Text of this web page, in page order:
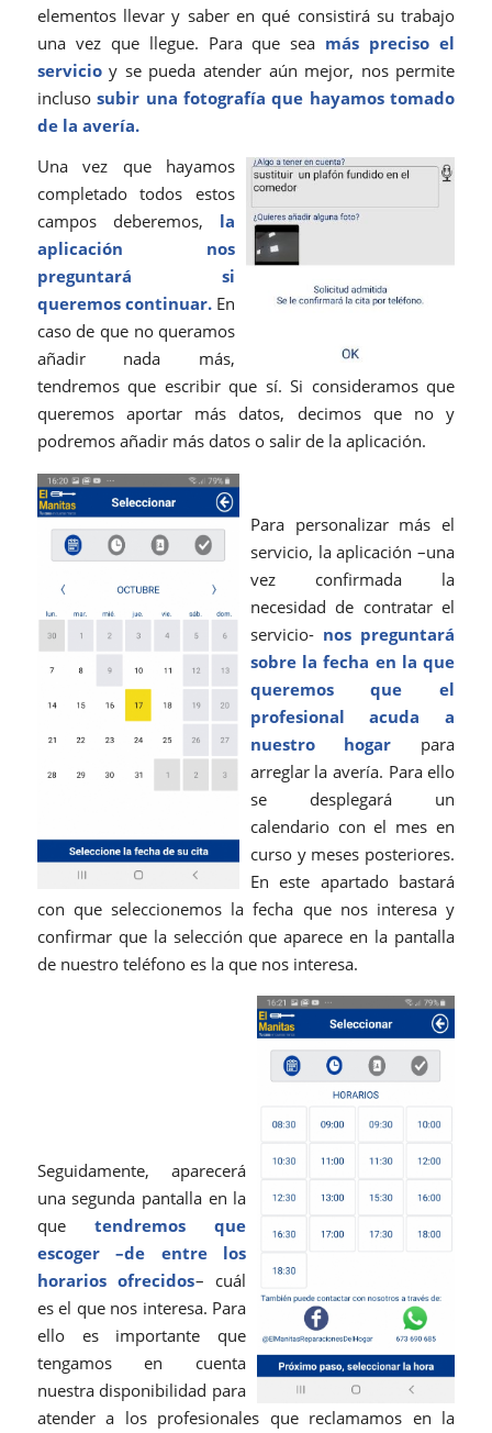
elementos llevar y saber en qué consistirá su trabajo
una vez que llegue. Para que sea más preciso el
servicioy se pueda atender aún mejor, nos permite
inclusosubir una fotografía que hayamos tomado
de la avería.
Una vez que hayamos
completado todos estos
campos deberemos, la
aplicación nos
preguntará si
queremos continuar. En
caso de que no queramos
añadir nada más,
tendremos que escribir que sí. Si consideramos que
queremos aportar más datos, decimos que no y
podremos añadir más datos o salir de la aplicación.
Para personalizar más el
servicio, la aplicación –una
vez confirmada la
necesidad de contratar el
servicio- nos preguntará
sobre la fecha en la que
queremos que el
profesional acuda a
nuestro hogar para
arreglar la avería. Para ello
se desplegará un
calendario con el mes en
curso y meses posteriores.
En este apartado bastará
con que seleccionemos la fecha que nos interesa y
confirmar que la selección que aparece en la pantalla
de nuestro teléfono es la que nos interesa.
Seguidamente, aparecerá
una segunda pantalla en la
quetendremos que
escoger –de entre los
horarios ofrecidos– cuál
es el que nos interesa. Para
ello es importante que
tengamos en cuenta
nuestra disponibilidad para
atender a los profesionales que reclamamos en la